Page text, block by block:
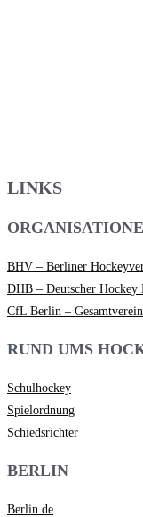
LINKS
BHV – Berliner
DHB – Deutscher Hockey
CfL Berlin – Gesamtverein
RUND UMS
Schulhockey
Spielordnung
Schiedsrichter
BERLIN
Berlin.de